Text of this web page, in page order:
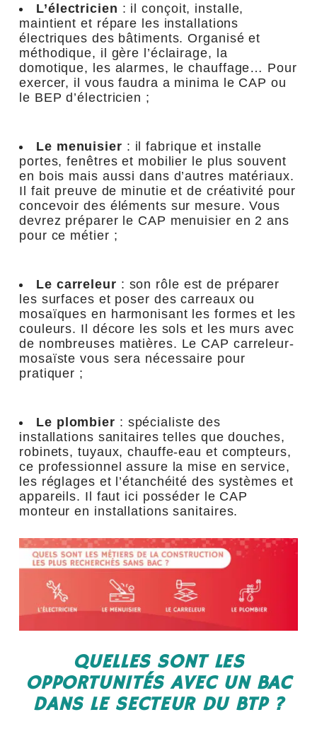
L’électricien : il conçoit, installe,
maintient et répare les installations
électriques des bâtiments. Organisé et
méthodique, il gère l’éclairage, la
domotique, les alarmes, le chauffage… Pour
exercer, il vous faudra a minima le CAP ou
le BEP d’électricien ;
Le menuisier : il fabrique et installe
portes, fenêtres et mobilier le plus souvent
en bois mais aussi dans d’autres matériaux.
Il fait preuve de minutie et de créativité pour
concevoir des éléments sur mesure. Vous
devrez préparer le CAP menuisier en 2 ans
pour ce métier ;
Le carreleur : son rôle est de préparer
les surfaces et poser des carreaux ou
mosaïques en harmonisant les formes et les
couleurs. Il décore les sols et les murs avec
de nombreuses matières. Le CAP carreleur-
mosaïste vous sera nécessaire pour
pratiquer ;
Le plombier : spécialiste des
installations sanitaires telles que douches,
robinets, tuyaux, chauffe-eau et compteurs,
ce professionnel assure la mise en service,
les réglages et l’étanchéité des systèmes et
appareils. Il faut ici posséder le CAP
monteur en installations sanitaires.
QUELLES SONT LES
OPPORTUNITÉS AVEC UN BAC
DANS LE SECTEUR DU BTP ?